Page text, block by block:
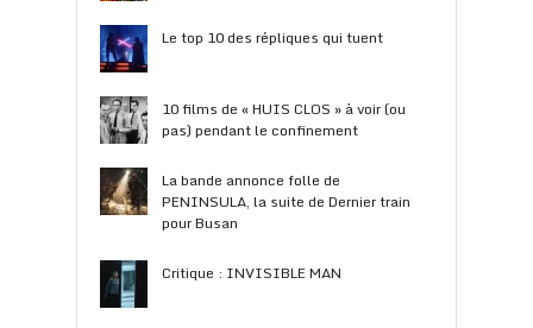
Le top 10 des répliques qui tuent
10 films de « HUIS CLOS » à voir (ou
pas) pendant le confinement
La bande annonce folle de
PENINSULA, la suite de Dernier train
pour Busan
Critique : INVISIBLE MAN